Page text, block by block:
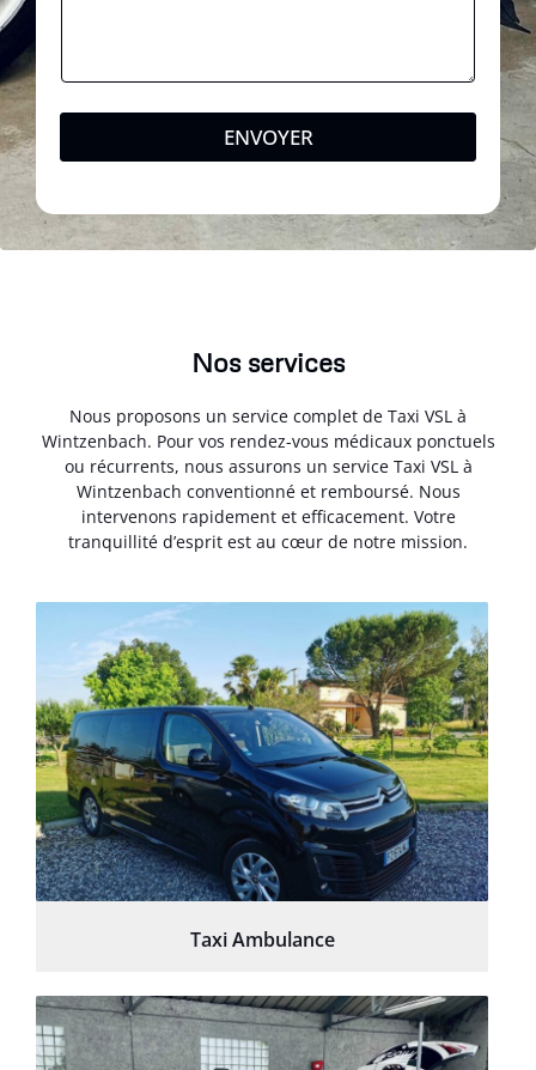
ENVOYER
Nos services
Nous proposons un service complet de Taxi VSL à
Wintzenbach. Pour vos rendez-vous médicaux ponctuels
ou récurrents, nous assurons un service Taxi VSL à
Wintzenbach conventionné et remboursé. Nous
intervenons rapidement et efficacement. Votre
tranquillité d’esprit est au cœur de notre mission.
Taxi Ambulance